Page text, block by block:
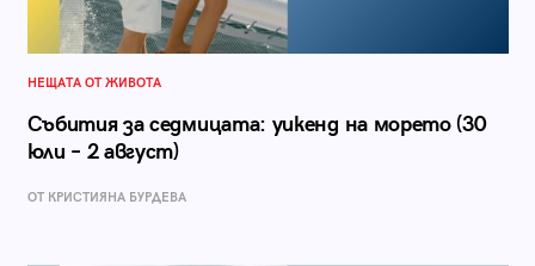
НЕЩАТА ОТ ЖИВОТА
Събития за седмицата: уикенд на морето (30
юли – 2 август)
ОТ КРИСТИЯНА БУРДЕВА